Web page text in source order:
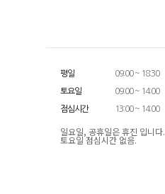
평일 09:00 ~ 18:30
토요일 09:00 ~ 14:00
점심시간 13:00 ~ 14:00
일요일, 공휴일은 휴진 입니다.
토요일 점심시간 없음.